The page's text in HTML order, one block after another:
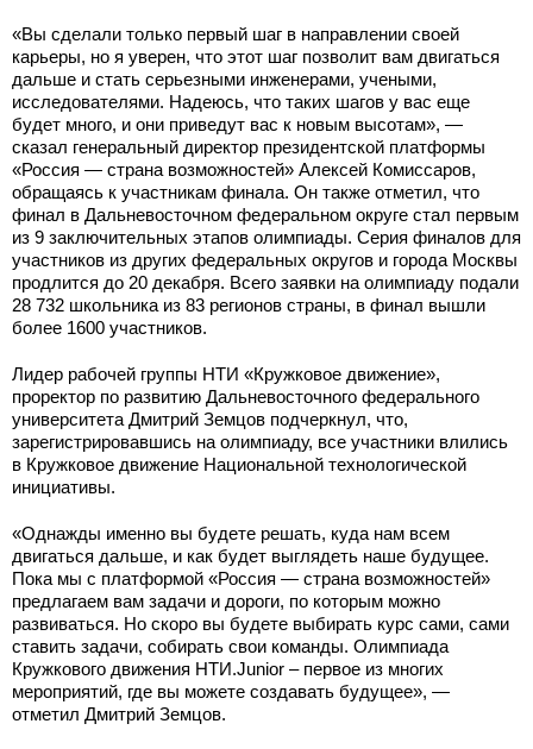
«Вы сделали только первый шаг в направлении своей
карьеры, но я уверен, что этот шаг позволит вам двигаться
дальше и стать серьезными инженерами, учеными,
исследователями. Надеюсь, что таких шагов у вас еще
будет много, и они приведут вас к новым высотам», —
сказал генеральный директор президентской платформы
«Россия — страна возможностей» Алексей Комиссаров,
обращаясь к участникам финала. Он также отметил, что
финал в Дальневосточном федеральном округе стал первым
из 9 заключительных этапов олимпиады. Серия финалов для
участников из других федеральных округов и города Москвы
продлится до 20 декабря. Всего заявки на олимпиаду подали
28 732 школьника из 83 регионов страны, в финал вышли
более 1600 участников.
Лидер рабочей группы НТИ «Кружковое движение»,
проректор по развитию Дальневосточного федерального
университета Дмитрий Земцов подчеркнул, что,
зарегистрировавшись на олимпиаду, все участники влились
в Кружковое движение Национальной технологической
инициативы.
«Однажды именно вы будете решать, куда нам всем
двигаться дальше, и как будет выглядеть наше будущее.
Пока мы с платформой «Россия — страна возможностей»
предлагаем вам задачи и дороги, по которым можно
развиваться. Но скоро вы будете выбирать курс сами, сами
ставить задачи, собирать свои команды. Олимпиада
Кружкового движения НТИ.Junior – первое из многих
мероприятий, где вы можете создавать будущее», —
отметил Дмитрий Земцов.